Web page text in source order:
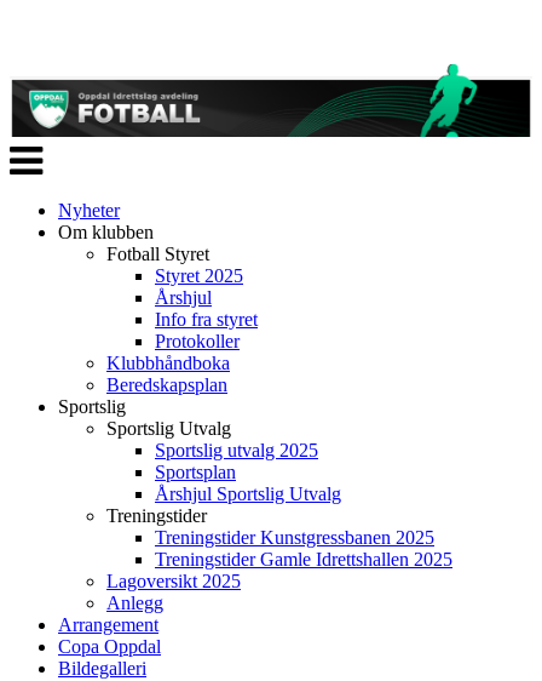
Veksle
navigasjon
Nyheter
Om klubben
Fotball Styret
Styret 2025
Årshjul
Info fra styret
Protokoller
Klubbhåndboka
Beredskapsplan
Sportslig
Sportslig Utvalg
Sportslig utvalg 2025
Sportsplan
Årshjul Sportslig Utvalg
Treningstider
Treningstider Kunstgressbanen 2025
Treningstider Gamle Idrettshallen 2025
Lagoversikt 2025
Anlegg
Arrangement
Copa Oppdal
Bildegalleri